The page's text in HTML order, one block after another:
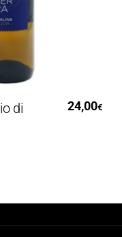
24,00€